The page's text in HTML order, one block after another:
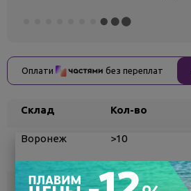
Оплати без переплат
Склад Кол-во
Воронеж >10
Белгород 2